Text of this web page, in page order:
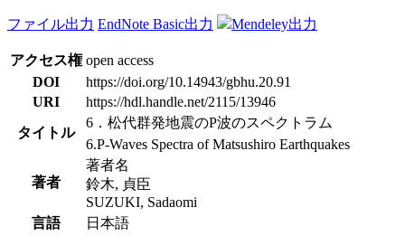
ファイル出力 EndNote Basic出力 Mendeley出力
アクセス権 open access
DOI
https://doi.org/10.14943/gbhu.20.91
URI
https://hdl.handle.net/2115/13946
タイトル
6．松代群発地震のP波のスペクトラム
6.P-Waves Spectra of Matsushiro Earthquakes
著者
著者名
鈴木, 貞臣
SUZUKI, Sadaomi
言語
日本語